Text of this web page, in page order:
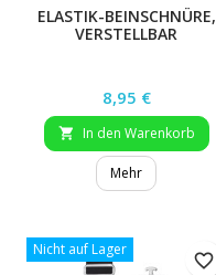
ELASTIK-BEINSCHNÜRE,
VERSTELLBAR
Preis
8,95 €
 In den Warenkorb
Mehr
Nicht auf Lager
favorite_border